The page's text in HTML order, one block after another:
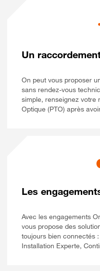
Un
On peut vous proposer
sans rendez-vous
simple, renseignez votre
Optique (PTO) après
Les
Avec les engagements
vous propose des
toujours bien connectés
Installation Experte,